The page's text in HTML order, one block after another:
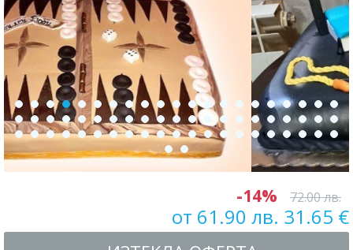
-14% 72.00 лв.
от 61.90 лв. 31.65 €